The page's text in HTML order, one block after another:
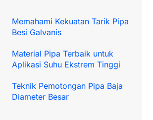
Memahami Kekuatan Tarik Pipa
Besi Galvanis
Material Pipa Terbaik untuk
Aplikasi Suhu Ekstrem Tinggi
Teknik Pemotongan Pipa Baja
Diameter Besar